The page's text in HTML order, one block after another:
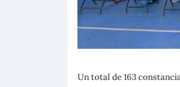
Un total de 163